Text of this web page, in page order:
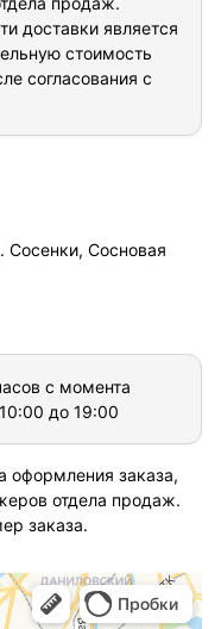
доставки является
стоимость
согласования с
Сосновая
с момента
до 19:00
оформления заказа,
отдела продаж.
заказа.